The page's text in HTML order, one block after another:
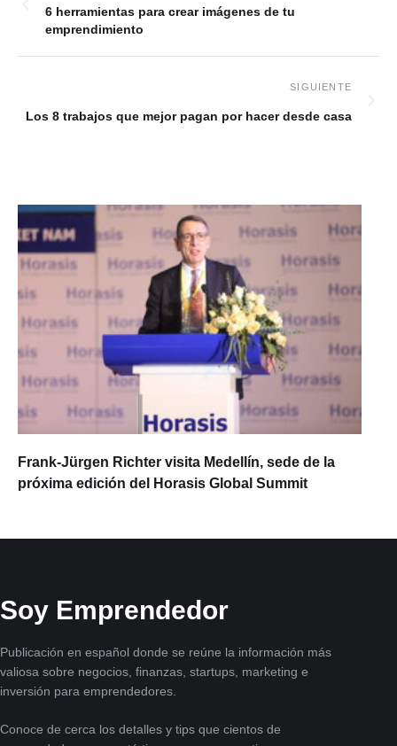
6 herramientas para crear imágenes de tu
emprendimiento
Los 8 trabajos que mejor pagan por hacer desde casa
Frank-Jürgen Richter visita Medellín, sede de la
próxima edición del Horasis Global Summit
Soy Emprendedor
Publicación en español donde se reúne la información más
valiosa sobre negocios, finanzas, startups, marketing e
inversión para emprendedores.
Conoce de cerca los detalles y tips que cientos de